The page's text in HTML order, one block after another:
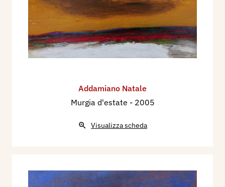
Addamiano Natale
Murgia d'estate - 2005
Visualizza scheda